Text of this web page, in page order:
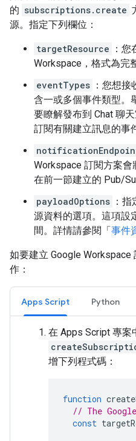
的 subscriptions.create
源。指定下列欄位：
targetResource ：您
Workspace，格式為完
eventTypes ：您想
含一或多個事件類型。
要瞭解發布到 Chat 聊
訂閱有關建立訊息的事
Workspace 訂閱方案
在前一節建立的 Pub/
payloadOptions ：
源資料的選項。這項設
間。詳情請參閱「事件
如要建立 Google
作：
Apps Script Python
在 Apps Script 專案
增下列程式碼：
function
// The
const